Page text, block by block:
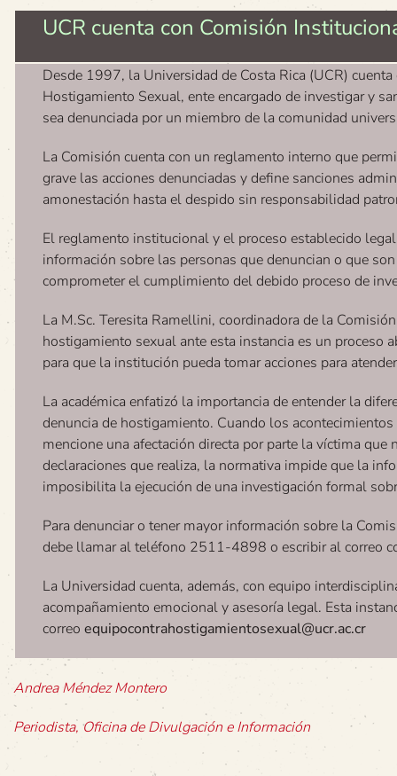
UCR cuenta con Comisión
Desde 1997, la Universidad de Costa Rica (UCR)
Hostigamiento Sexual, ente encargado de investigar y
sea denunciada por un miembro de la comunidad
La Comisión cuenta con un reglamento interno que
grave las acciones denunciadas y define sanciones
amonestación hasta el despido sin responsabilidad
El reglamento institucional y el proceso establecido
información sobre las personas que denuncian o que
comprometer el cumplimiento del debido proceso de
La M.Sc. Teresita Ramellini, coordinadora de la
hostigamiento sexual ante esta instancia es un
para que la institución pueda tomar acciones para
La académica enfatizó la importancia de entender la
denuncia de hostigamiento. Cuando los
mencione una afectación directa por parte la víctima
declaraciones que realiza, la normativa impide que la
imposibilita la ejecución de una investigación formal
Para denunciar o tener mayor información sobre la
debe llamar al teléfono 2511-4898 o escribir al correo
La Universidad cuenta, además, con equipo
acompañamiento emocional y asesoría legal. Esta
correo equipocontrahostigamientosexual@ucr.ac.cr
Andrea Méndez Montero
Periodista, Oficina de Divulgación e Información